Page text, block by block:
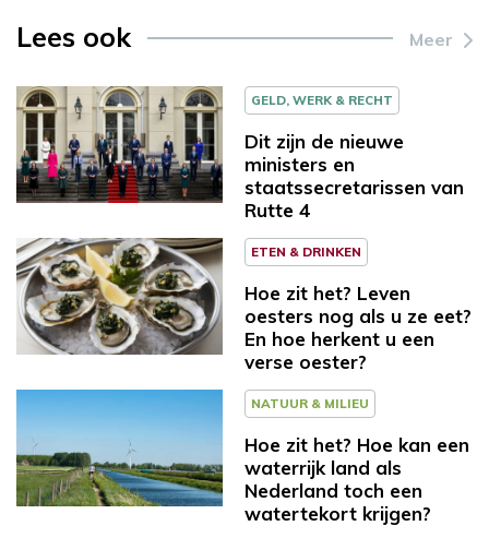
Lees ook Meer
GELD, WERK & RECHT
Dit zijn de nieuwe
ministers en
staatssecretarissen van
Rutte 4
ETEN & DRINKEN
Hoe zit het? Leven
oesters nog als u ze eet?
En hoe herkent u een
verse oester?
NATUUR & MILIEU
Hoe zit het? Hoe kan een
waterrijk land als
Nederland toch een
watertekort krijgen?